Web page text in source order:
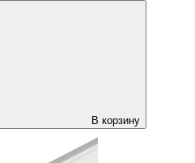
В корзину